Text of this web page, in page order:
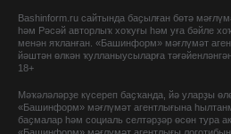
Bashinform.ru сайтында баҫылған бөтә
һәм Рәсәй авторлыҡ хоҡуғы һәм уға бәйле
менән яҡланған. «Башинформ» мәғлүмәт
йәштән өлкән ҡулланыусыларға
18+
Мәҡәләләрҙе күсереп баҫҡанда, йә уларҙы
«Башинформ» мәғлүмәт агентлығына
баҫмалар һәм социаль селтәрҙәр өсөн тура